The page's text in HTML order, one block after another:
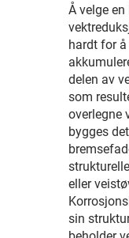
Å velge
hardt for
delen av
som
overlegne
bygges
eller
sin